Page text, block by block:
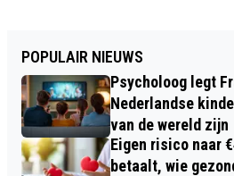
POPULAIR NIEUWS
Psycholoog legt
Nederlandse
van de wereld zijn
Eigen risico naar
betaalt, wie